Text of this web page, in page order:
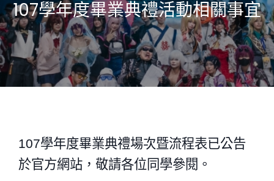
107學年度畢業典禮活動相關事宜
107學年度畢業典禮場次暨流程表已公告
於官方網站，敬請各位同學參閱。